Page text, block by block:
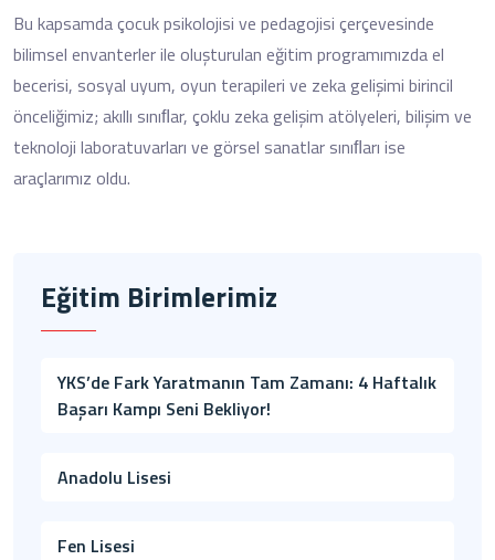
Bu kapsamda çocuk psikolojisi ve pedagojisi çerçevesinde
bilimsel envanterler ile oluşturulan eğitim programımızda el
becerisi, sosyal uyum, oyun terapileri ve zeka gelişimi birincil
önceliğimiz; akıllı sınıﬂar, çoklu zeka gelişim atölyeleri, bilişim ve
teknoloji laboratuvarları ve görsel sanatlar sınıﬂarı ise
araçlarımız oldu.
Eğitim Birimlerimiz
YKS’de Fark Yaratmanın Tam Zamanı: 4 Haftalık
Başarı Kampı Seni Bekliyor!
Anadolu Lisesi
Fen Lisesi